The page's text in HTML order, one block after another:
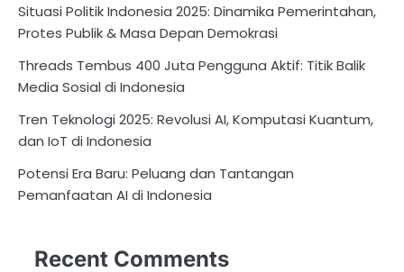
Situasi Politik Indonesia 2025: Dinamika Pemerintahan,
Protes Publik & Masa Depan Demokrasi
Threads Tembus 400 Juta Pengguna Aktif: Titik Balik
Media Sosial di Indonesia
Tren Teknologi 2025: Revolusi AI, Komputasi Kuantum,
dan IoT di Indonesia
Potensi Era Baru: Peluang dan Tantangan
Pemanfaatan AI di Indonesia
Recent Comments